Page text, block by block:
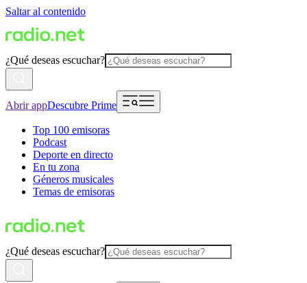
Saltar al contenido
¿Qué deseas escuchar?
Abrir appDescubre Prime
Top 100 emisoras
Podcast
Deporte en directo
En tu zona
Géneros musicales
Temas de emisoras
¿Qué deseas escuchar?